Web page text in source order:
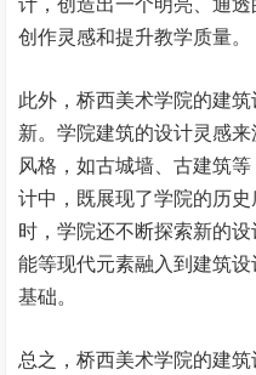
创作灵感和提升教学质量。
此外，桥西美术学院的建
新。学院建筑的设计灵感
风格，如古城墙、古建筑
计中，既展现了学院的历
时，学院还不断探索新的
能等现代元素融入到建筑
基础。
总之，桥西美术学院的建